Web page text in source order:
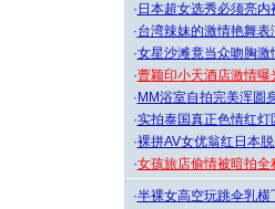
· 日本超女选秀必须亮内
·台湾辣妹的激情艳舞表
·女星沙滩竟当众吻胸激
·曹颖印小天酒店激情曝
· MM浴室自拍完美浑圆
·实拍泰国真正色情红灯
·裸拼AV女优翁红日本
·女孩旅店偷情被暗拍全
·半裸女高空玩跳伞乳横